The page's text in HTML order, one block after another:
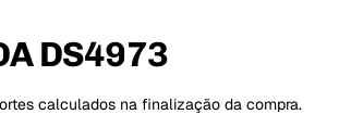
DS4973
calculados na finalização da compra.